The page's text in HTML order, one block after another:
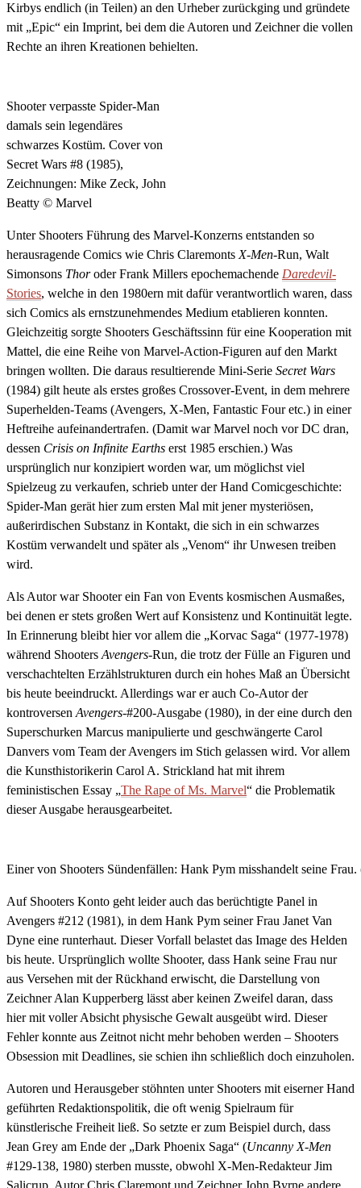
Kirbys endlich (in Teilen) an den Urheber zurückging und gründete
mit „Epic“ ein Imprint, bei dem die Autoren und Zeichner die vollen
Rechte an ihren Kreationen behielten.
Shooter verpasste Spider-Man
damals sein legendäres
schwarzes Kostüm. Cover von
Secret Wars #8 (1985),
Zeichnungen: Mike Zeck, John
Beatty © Marvel
Unter Shooters Führung des Marvel-Konzerns entstanden so
herausragende Comics wie Chris Claremonts X-Men-Run, Walt
Simonsons Thoroder Frank Millers epochemachende Daredevil-
Stories, welche in den 1980ern mit dafür verantwortlich waren, dass
sich Comics als ernstzunehmendes Medium etablieren konnten.
Gleichzeitig sorgte Shooters Geschäftssinn für eine Kooperation mit
Mattel, die eine Reihe von Marvel-Action-Figuren auf den Markt
bringen wollten. Die daraus resultierende Mini-Serie Secret Wars
(1984) gilt heute als erstes großes Crossover-Event, in dem mehrere
Superhelden-Teams (Avengers, X-Men, Fantastic Four etc.) in einer
Heftreihe aufeinandertrafen. (Damit war Marvel noch vor DC dran,
dessen Crisis on Infinite Earths erst 1985 erschien.) Was
ursprünglich nur konzipiert worden war, um möglichst viel
Spielzeug zu verkaufen, schrieb unter der Hand Comicgeschichte:
Spider-Man gerät hier zum ersten Mal mit jener mysteriösen,
außerirdischen Substanz in Kontakt, die sich in ein schwarzes
Kostüm verwandelt und später als „Venom“ ihr Unwesen treiben
wird.
Als Autor war Shooter ein Fan von Events kosmischen Ausmaßes,
bei denen er stets großen Wert auf Konsistenz und Kontinuität legte.
In Erinnerung bleibt hier vor allem die „Korvac Saga“ (1977-1978)
während Shooters Avengers-Run, die trotz der Fülle an Figuren und
verschachtelten Erzählstrukturen durch ein hohes Maß an Übersicht
bis heute beeindruckt. Allerdings war er auch Co-Autor der
kontroversen Avengers-#200-Ausgabe (1980), in der eine durch den
Superschurken Marcus manipulierte und geschwängerte Carol
Danvers vom Team der Avengers im Stich gelassen wird. Vor allem
die Kunsthistorikerin Carol A. Strickland hat mit ihrem
feministischen Essay „The Rape of Ms. Marvel“ die Problematik
dieser Ausgabe herausgearbeitet.
Einer von Shooters Sündenfällen: Hank Pym misshandelt seine
Auf Shooters Konto geht leider auch das berüchtigte Panel in
Avengers #212 (1981), in dem Hank Pym seiner Frau Janet Van
Dyne eine runterhaut. Dieser Vorfall belastet das Image des Helden
bis heute. Ursprünglich wollte Shooter, dass Hank seine Frau nur
aus Versehen mit der Rückhand erwischt, die Darstellung von
Zeichner Alan Kupperberg lässt aber keinen Zweifel daran, dass
hier mit voller Absicht physische Gewalt ausgeübt wird. Dieser
Fehler konnte aus Zeitnot nicht mehr behoben werden – Shooters
Obsession mit Deadlines, sie schien ihn schließlich doch einzuholen.
Autoren und Herausgeber stöhnten unter Shooters mit eiserner Hand
geführten Redaktionspolitik, die oft wenig Spielraum für
künstlerische Freiheit ließ. So setzte er zum Beispiel durch, dass
Jean Grey am Ende der „Dark Phoenix Saga“ (Uncanny X-Men
#129-138, 1980) sterben musste, obwohl X-Men-Redakteur Jim
Salicrup, Autor Chris Claremont und Zeichner John Byrne andere